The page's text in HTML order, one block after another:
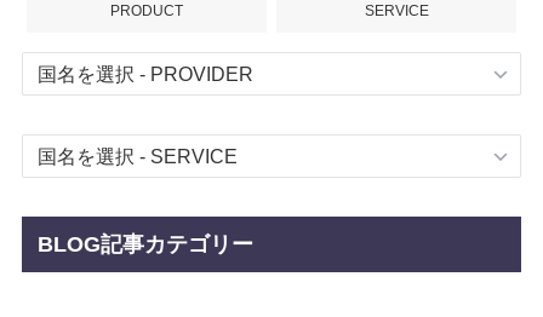
PRODUCT SERVICE
BLOG記事カテゴリー